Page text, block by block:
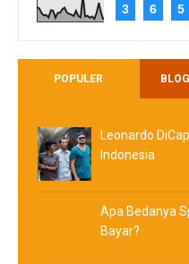
3 6 5
POPULER
Leonardo
Indonesia
Apa Bedanya
Bayar?